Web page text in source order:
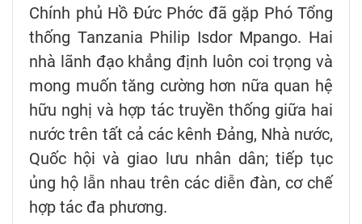
Chính phủ Hồ Đức Phớc đã gặp Phó Tổng
thống Tanzania Philip Isdor Mpango. Hai
nhà lãnh đạo khẳng định luôn coi trọng và
mong muốn tăng cường hơn nữa quan hệ
hữu nghị và hợp tác truyền thống giữa hai
nước trên tất cả các kênh Đảng, Nhà nước,
Quốc hội và giao lưu nhân dân; tiếp tục
ủng hộ lẫn nhau trên các diễn đàn, cơ chế
hợp tác đa phương.